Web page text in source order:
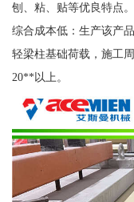
刨、粘、贴等优良特点。
综合成本低：生产该产
轻梁柱基础荷载，施工
20**以上。